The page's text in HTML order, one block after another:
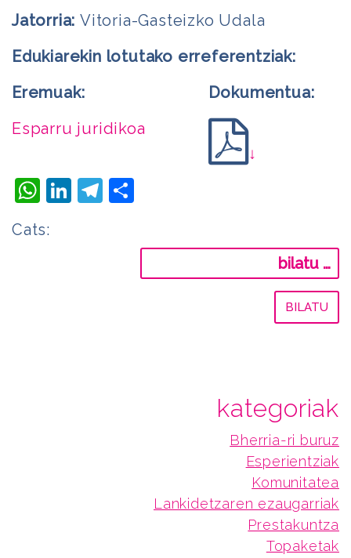
Jatorria: Vitoria-Gasteizko Udala
Edukiarekin lotutako erreferentziak:
Eremuak:
Esparru juridikoa
Dokumentua:
↓
WhatsApp
LinkedIn
Telegram
Cats:
kategoriak
Bherria-ri buruz
Esperientziak
Komunitatea
Lankidetzaren ezaugarriak
Prestakuntza
Topaketak